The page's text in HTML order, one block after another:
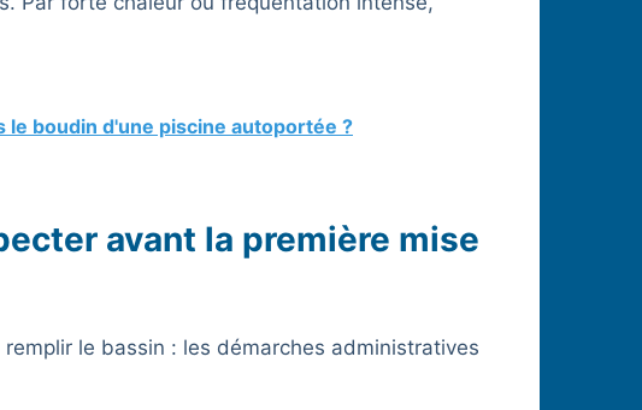
boudin d'une piscine autoportée ?
avant la première mise
le bassin : les démarches administratives